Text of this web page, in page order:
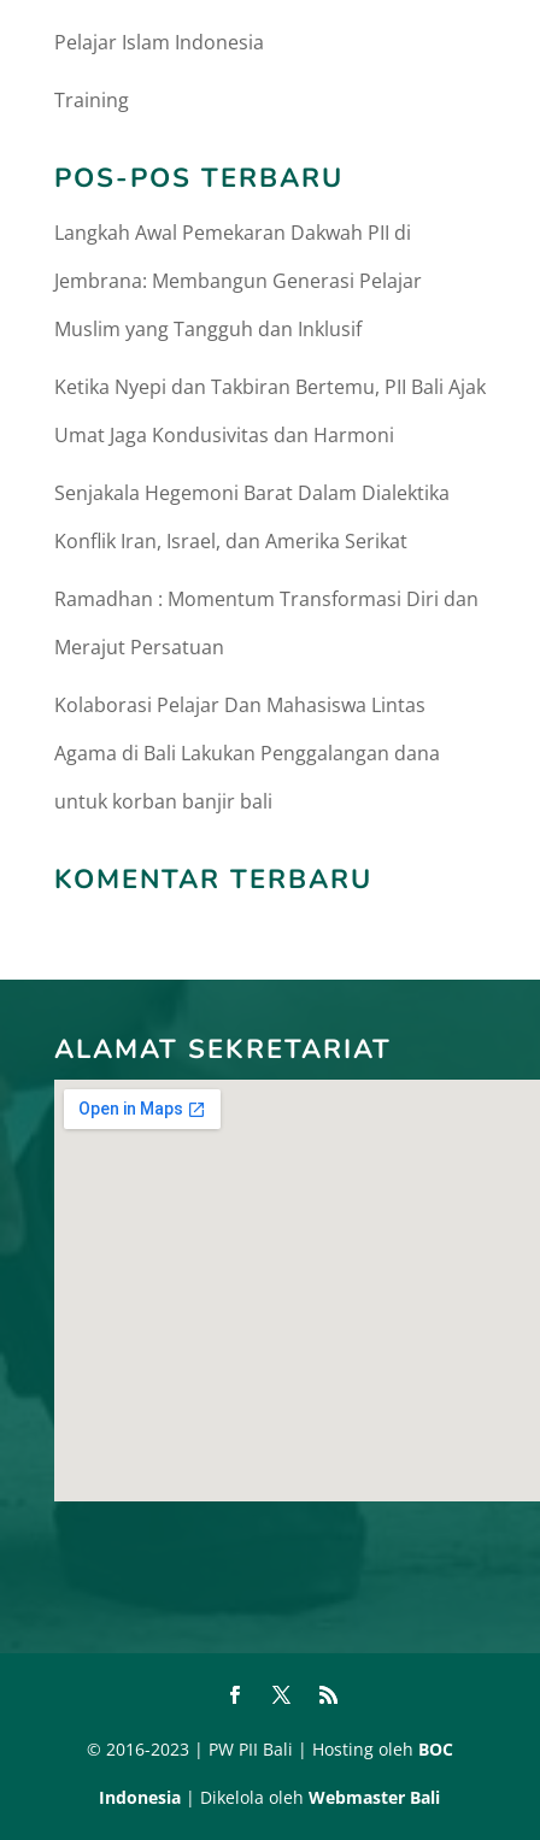
Pelajar Islam Indonesia
Training
POS-POS TERBARU
Langkah Awal Pemekaran Dakwah PII di
Jembrana: Membangun Generasi Pelajar
Muslim yang Tangguh dan Inklusif
Ketika Nyepi dan Takbiran Bertemu, PII Bali Ajak
Umat Jaga Kondusivitas dan Harmoni
Senjakala Hegemoni Barat Dalam Dialektika
Konflik Iran, Israel, dan Amerika Serikat
Ramadhan : Momentum Transformasi Diri dan
Merajut Persatuan
Kolaborasi Pelajar Dan Mahasiswa Lintas
Agama di Bali Lakukan Penggalangan dana
untuk korban banjir bali
KOMENTAR TERBARU
ALAMAT SEKRETARIAT
© 2016-2023 | PW PII Bali | Hosting oleh BOC
Indonesia | Dikelola olehWebmaster Bali